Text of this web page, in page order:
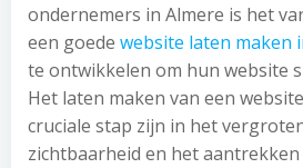
ondernemers in Almere is het
een goede website laten maken
te ontwikkelen om hun website
Het laten maken van een
cruciale stap zijn in het
zichtbaarheid en het